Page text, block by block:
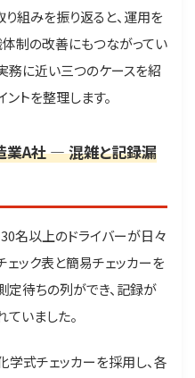
組みを振り返ると、運用を
制の改善にもつながってい
務に近い三つのケースを紹
トを整理します。
業A社 ― 混雑と記録漏
名以上のドライバーが日々
ック表と簡易チェッカーを
定待ちの列ができ、記録が
いました。
学式チェッカーを採用し、各